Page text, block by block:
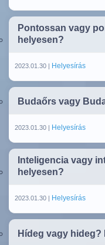
Pontossan vagy
helyesen?
2023.01.30 | Helyesírás
Budaőrs vagy
2023.01.30 | Helyesírás
Inteligencia vagy
helyesen?
2023.01.30 | Helyesírás
Hídeg vagy